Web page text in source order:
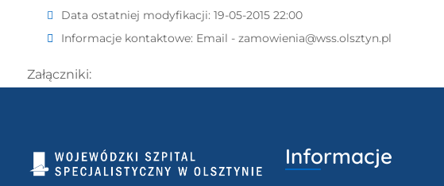
Data ostatniej modyfikacji: 19-05-2015 22:00
Informacje kontaktowe: Email - zamowienia@wss.olsztyn.pl
Załączniki:
Informacje